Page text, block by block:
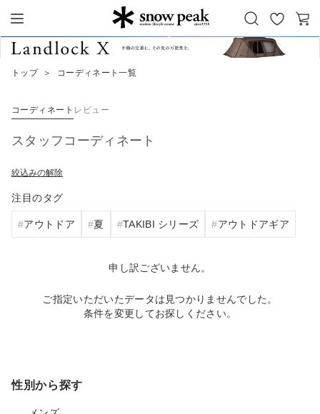
Snow Peak
お
気
カ
トップ ＞ コーディネート一覧
コーディネート レビュー
スタッフコーディネート
絞込みの解除
注目のタグ
アウトドア 夏 TAKIBI シリーズ アウトドアギア
申し訳ございません。
ご指定いただいたデータは見つかりませんでした。
条件を変更してお探しください。
性別から探す